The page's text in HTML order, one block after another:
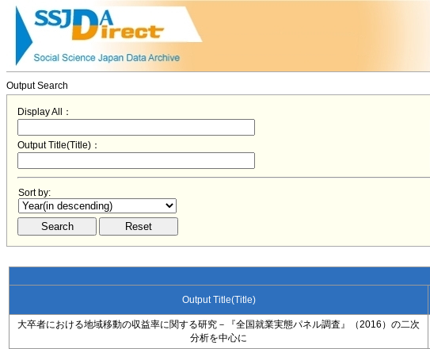
Output Search
Display All：
Output Title(Title)：
Sort by:
Output Title(Title)
大卒者における地域移動の収益率に関する研究－『全国就業実態パネル調査』（2016）の二次
分析を中心に